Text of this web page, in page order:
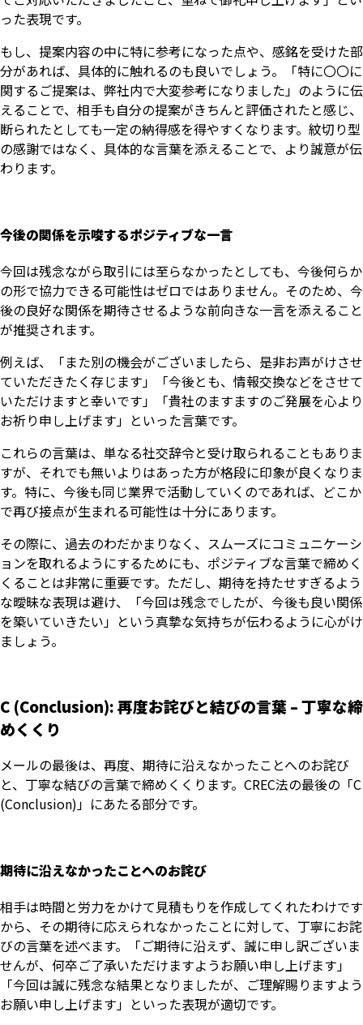
った表現です。
もし、提案内容の中に特に参考になった点や、感銘を受けた部
分があれば、具体的に触れるのも良いでしょう。「特に〇〇に
関するご提案は、弊社内で大変参考になりました」のように伝
えることで、相手も自分の提案がきちんと評価されたと感じ、
断られたとしても一定の納得感を得やすくなります。紋切り型
の感謝ではなく、具体的な言葉を添えることで、より誠意が伝
わります。
今後の関係を示唆するポジティブな一言
今回は残念ながら取引には至らなかったとしても、今後何らか
の形で協力できる可能性はゼロではありません。そのため、今
後の良好な関係を期待させるような前向きな一言を添えること
が推奨されます。
例えば、「また別の機会がございましたら、是非お声がけさせ
ていただきたく存じます」「今後とも、情報交換などをさせて
いただけますと幸いです」「貴社のますますのご発展を心より
お祈り申し上げます」といった言葉です。
これらの言葉は、単なる社交辞令と受け取られることもありま
すが、それでも無いよりはあった方が格段に印象が良くなりま
す。特に、今後も同じ業界で活動していくのであれば、どこか
で再び接点が生まれる可能性は十分にあります。
その際に、過去のわだかまりなく、スムーズにコミュニケーシ
ョンを取れるようにするためにも、ポジティブな言葉で締めく
くることは非常に重要です。ただし、期待を持たせすぎるよう
な曖昧な表現は避け、「今回は残念でしたが、今後も良い関係
を築いていきたい」という真摯な気持ちが伝わるように心がけ
ましょう。
C (Conclusion): 再度お詫びと結びの言葉 – 丁寧な締
めくくり
メールの最後は、再度、期待に沿えなかったことへのお詫び
と、丁寧な結びの言葉で締めくくります。CREC法の最後の「C
(Conclusion)」にあたる部分です。
期待に沿えなかったことへのお詫び
相手は時間と労力をかけて見積もりを作成してくれたわけです
から、その期待に応えられなかったことに対して、丁寧にお詫
びの言葉を述べます。「ご期待に沿えず、誠に申し訳ございま
せんが、何卒ご了承いただけますようお願い申し上げます」
「今回は誠に残念な結果となりましたが、ご理解賜りますよう
お願い申し上げます」といった表現が適切です。